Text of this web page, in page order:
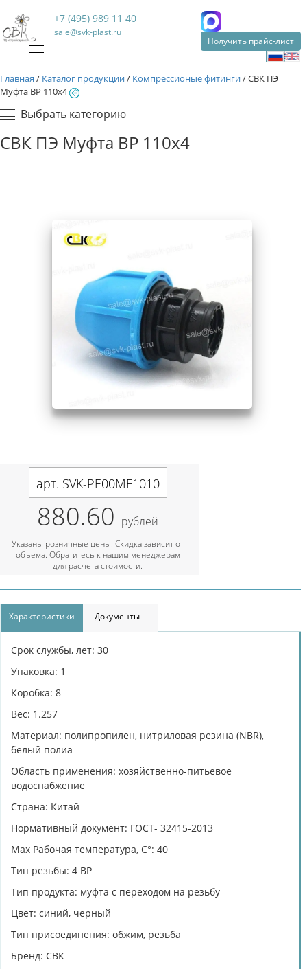
+7 (495) 989 11 40
sale@svk-plast.ru
Получить прайс-лист
Главная / Каталог продукции/ Компрессионые фитинги/СВК ПЭ
Муфта ВР 110х4
Выбрать категорию
СВК ПЭ Муфта ВР 110х4
арт. SVK-PE00MF1010
880.60 рублей
Указаны розничные цены. Скидка зависит от
объема. Обратитесь к нашим менеджерам
для расчета стоимости.
Характеристики Документы
Срок службы, лет: 30
Упаковка: 1
Коробка: 8
Вес: 1.257
Материал: полипропилен, нитриловая резина (NBR),
белый полиа
Область применения: хозяйственно-питьевое
водоснабжение
Страна: Китай
Нормативный документ: ГОСТ- 32415-2013
Max Рабочая температура, C°: 40
Тип резьбы: 4 ВР
Тип продукта: муфта с переходом на резьбу
Цвет: синий, черный
Тип присоединения: обжим, резьба
Бренд: СВК